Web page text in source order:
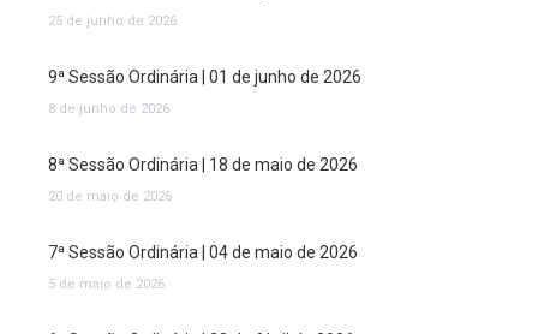
25 de junho de 2026
9ª Sessão Ordinária | 01 de junho de 2026
8 de junho de 2026
8ª Sessão Ordinária | 18 de maio de 2026
20 de maio de 2026
7ª Sessão Ordinária | 04 de maio de 2026
5 de maio de 2026